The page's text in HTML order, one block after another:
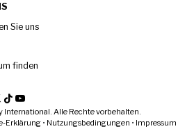
Sie uns
finden
International. Alle Rechte vorbehalten.
Erklärung • Nutzungsbedingungen • Impressum